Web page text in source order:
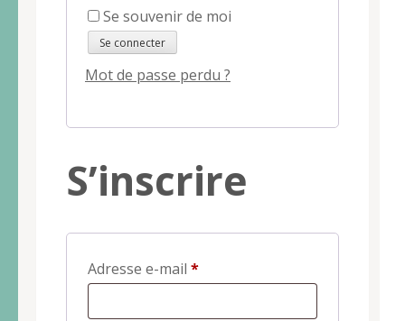
Se souvenir de moi
Se connecter
Mot de passe perdu ?
S’inscrire
Adresse e-mail *Obligatoire